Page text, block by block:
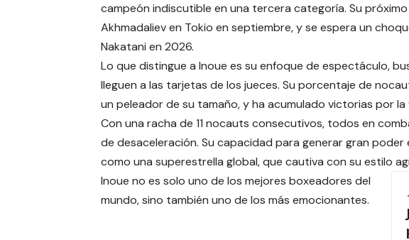
campeón indiscutible en una tercera categoría. Su
Akhmadaliev en Tokio en septiembre, y se espera un
Nakatani en 2026.
Lo que distingue a Inoue es su enfoque de espectáculo,
lleguen a las tarjetas de los jueces. Su porcentaje de
un peleador de su tamaño, y ha acumulado victorias por
Con una racha de 11 nocauts consecutivos, todos en
de desaceleración. Su capacidad para generar gran
como una superestrella global, que cautiva con su estilo
Inoue no es solo uno de los mejores boxeadores del
mundo, sino también uno de los más emocionantes.